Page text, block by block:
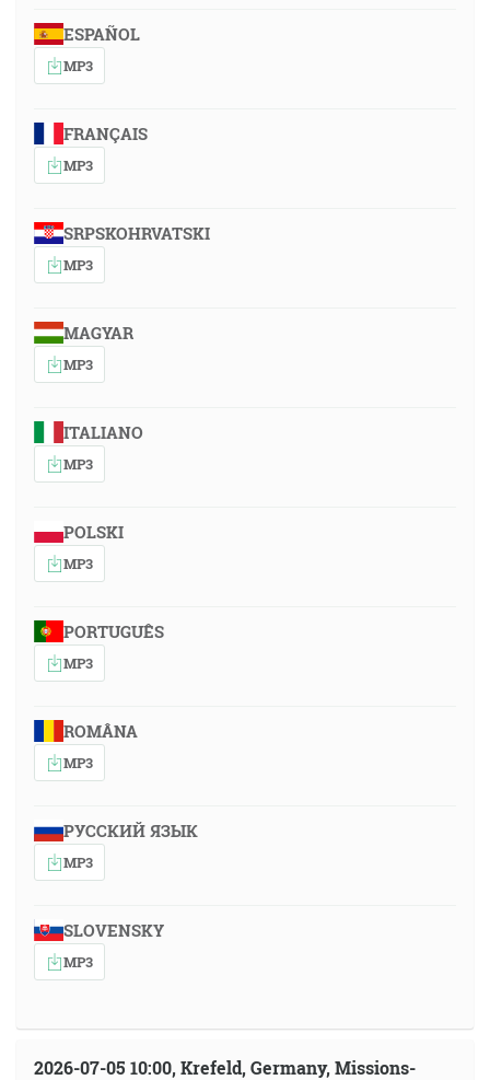
ESPAÑOL
MP3
FRANÇAIS
MP3
SRPSKOHRVATSKI
MP3
MAGYAR
MP3
ITALIANO
MP3
POLSKI
MP3
PORTUGUÊS
MP3
ROMÂNA
MP3
РУССКИЙ ЯЗЫК
MP3
SLOVENSKY
MP3
2026-07-05 10:00, Krefeld, Germany, Missions-